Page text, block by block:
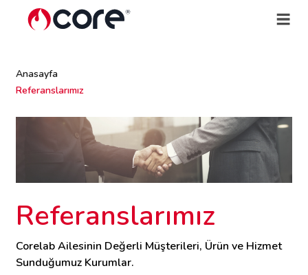
Anasayfa
Referanslarımız
Referanslarımız
Corelab Ailesinin Değerli Müşterileri, Ürün ve Hizmet
Sunduğumuz Kurumlar.